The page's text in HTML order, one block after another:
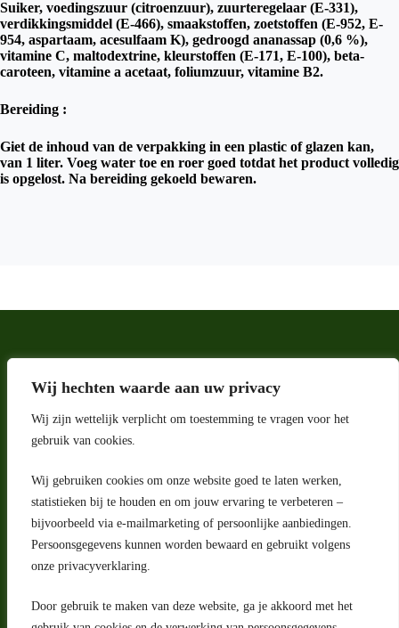
Wij hechten waarde aan uw privacy
Wij zijn wettelijk verplicht om toestemming te vragen voor het
gebruik van cookies.
Wij gebruiken cookies om onze website goed te laten werken,
statistieken bij te houden en om jouw ervaring te verbeteren –
bijvoorbeeld via e-mailmarketing of persoonlijke aanbiedingen.
Persoonsgegevens kunnen worden bewaard en gebruikt volgens
onze privacyverklaring.
Door gebruik te maken van deze website, ga je akkoord met het
Suiker, voedingszuur (citroenzuur), zuurteregelaar (E-331),
verdikkingsmiddel (E-466), smaakstoffen, zoetstoffen (E-952, E-
954, aspartaam, acesulfaam K), gedroogd ananassap (0,6 %),
vitamine C, maltodextrine, kleurstoffen (E-171, E-100), beta-
caroteen, vitamine a acetaat, foliumzuur, vitamine B2.
Bereiding :
Giet de inhoud van de verpakking in een plastic of glazen kan,
van 1 liter. Voeg water toe en roer goed totdat het product volledig
is opgelost. Na bereiding gekoeld bewaren.
Adres
Riga 4 E
2993 LW Barendrecht
Nederland
Contact
klantenservice@portugeseproducten.nl